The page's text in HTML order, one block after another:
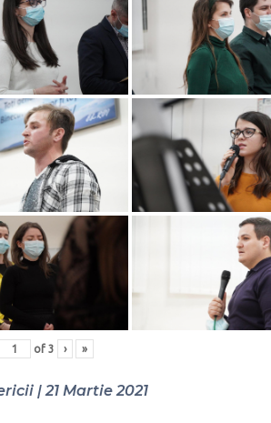
of 3 › »
| 21 Martie 2021